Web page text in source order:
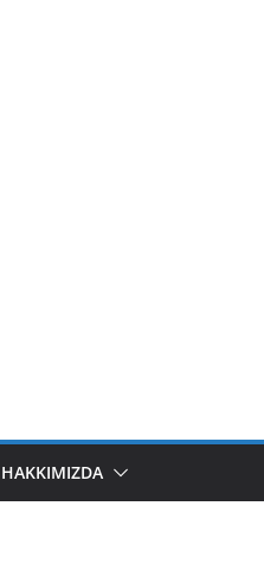
HAKKIMIZDA